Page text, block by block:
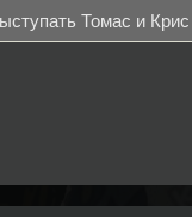
Томас и Крис